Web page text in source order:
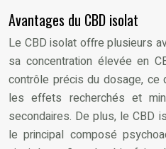
Avantages du CBD isolat
Le CBD isolat offre plusieurs
sa concentration élevée en
contrôle précis du dosage, ce
les effets recherchés et
secondaires. De plus, le CBD
le principal composé